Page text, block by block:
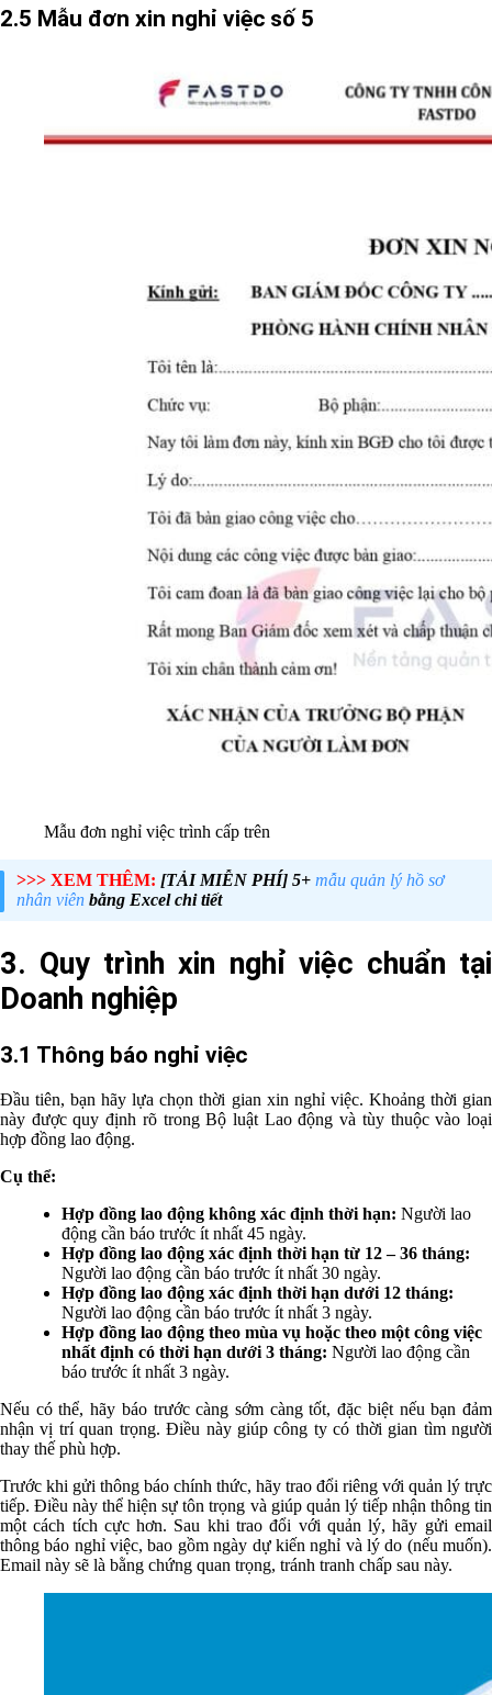
2.5 Mẫu đơn xin nghỉ việc số 5
Mẫu đơn nghỉ việc trình cấp trên
>>> XEM THÊM: [TẢI MIỄN PHÍ] 5+ mẫu quản lý hồ sơ
nhân viên bằng Excel chi tiết
3. Quy trình xin nghỉ việc chuẩn tại
Doanh nghiệp
3.1 Thông báo nghỉ việc
Đầu tiên, bạn hãy lựa chọn thời gian xin nghỉ việc. Khoảng thời gian
này được quy định rõ trong Bộ luật Lao động và tùy thuộc vào loại
hợp đồng lao động.
Cụ thể:
Hợp đồng lao động không xác định thời hạn: Người lao
động cần báo trước ít nhất 45 ngày.
Hợp đồng lao động xác định thời hạn từ 12 – 36 tháng:
Người lao động cần báo trước ít nhất 30 ngày.
Hợp đồng lao động xác định thời hạn dưới 12 tháng:
Người lao động cần báo trước ít nhất 3 ngày.
Hợp đồng lao động theo mùa vụ hoặc theo một công việc
nhất định có thời hạn dưới 3 tháng: Người lao động cần
báo trước ít nhất 3 ngày.
Nếu có thể, hãy báo trước càng sớm càng tốt, đặc biệt nếu bạn đảm
nhận vị trí quan trọng. Điều này giúp công ty có thời gian tìm người
thay thế phù hợp.
Trước khi gửi thông báo chính thức, hãy trao đổi riêng với quản lý trực
tiếp. Điều này thể hiện sự tôn trọng và giúp quản lý tiếp nhận thông tin
một cách tích cực hơn. Sau khi trao đổi với quản lý, hãy gửi email
thông báo nghỉ việc, bao gồm ngày dự kiến nghỉ và lý do (nếu muốn).
Email này sẽ là bằng chứng quan trọng, tránh tranh chấp sau này.